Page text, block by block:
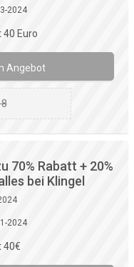
2024
Euro
Angebot
70% Rabatt + 20%
bei Klingel
2024
40€